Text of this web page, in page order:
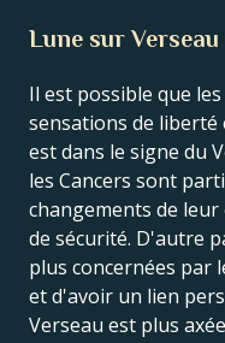
Lune sur Verseau
Il est possible que
sensations de liberté
est dans le signe du
les Cancers sont
changements de leur
de sécurité. D'autre
plus concernées par
et d'avoir un lien
Verseau est plus